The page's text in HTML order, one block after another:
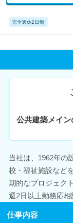
完全週休2日制
公共建築メイ
当社は、1962年の
校・福祉施設など
期的なプロジェク
週2日以上勤務応相
仕事内容